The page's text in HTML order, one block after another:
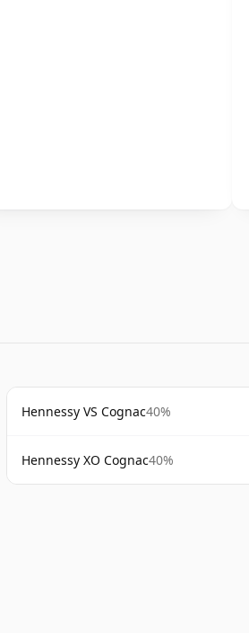
Hennessy VS Cognac40%
Hennessy XO Cognac40%